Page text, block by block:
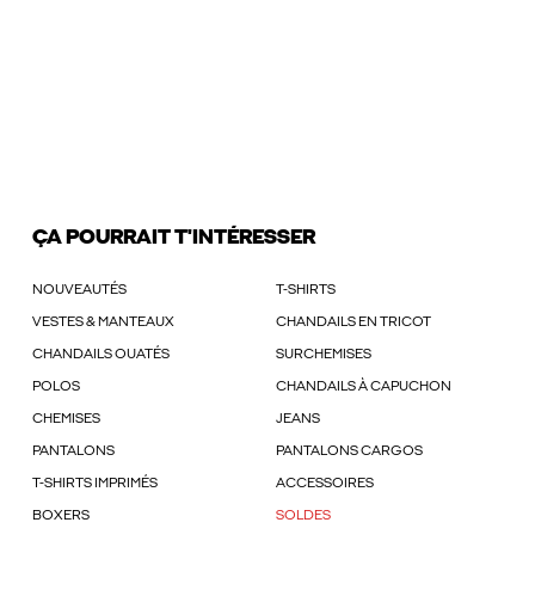
ÇA POURRAIT T'INTÉRESSER
NOUVEAUTÉS T-SHIRTS
VESTES & MANTEAUX CHANDAILS EN TRICOT
CHANDAILS OUATÉS SURCHEMISES
POLOS CHANDAILS À CAPUCHON
CHEMISES JEANS
PANTALONS PANTALONS CARGOS
T-SHIRTS IMPRIMÉS ACCESSOIRES
BOXERS SOLDES